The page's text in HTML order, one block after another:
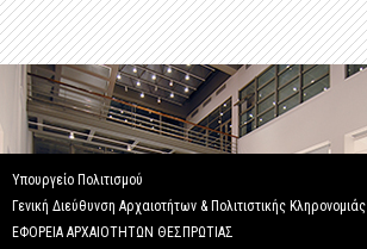
Υπουργείο Πολιτισμού
Γενική Διεύθυνση Αρχαιοτήτων & Πολιτιστικής Κληρονομιάς
ΕΦΟΡΕΙΑ ΑΡΧΑΙΟΤΗΤΩΝ ΘΕΣΠΡΩΤΙΑΣ